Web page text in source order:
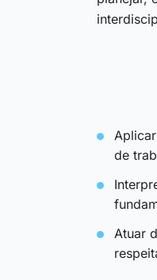
de
Atuar